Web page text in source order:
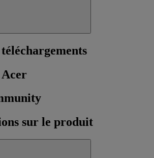
Acer
sur le produit